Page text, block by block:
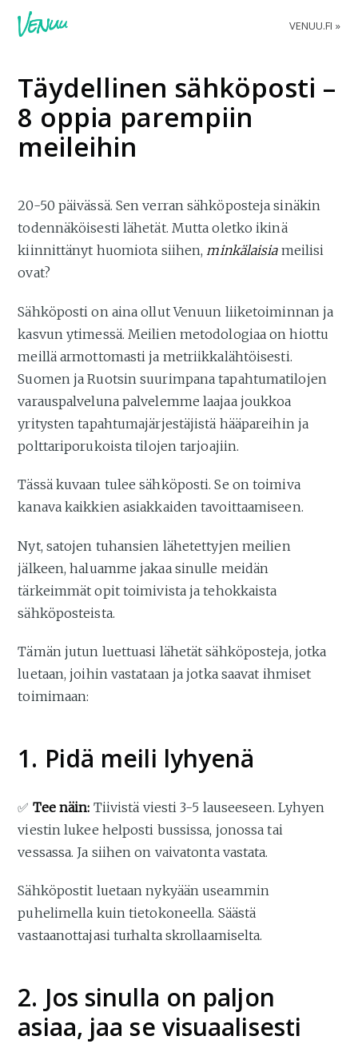
VENUU.FI
Täydellinen sähköposti –
8 oppia parempiin
meileihin
20-50 päivässä. Sen verran sähköposteja sinäkin
todennäköisesti lähetät. Mutta oletko ikinä
kiinnittänyt huomiota siihen,minkälaisiameilisi
ovat?
Sähköposti on aina ollut Venuun liiketoiminnan ja
kasvun ytimessä. Meilien metodologiaa on hiottu
meillä armottomasti ja metriikkalähtöisesti.
Suomen ja Ruotsin suurimpana tapahtumatilojen
varauspalveluna palvelemme laajaa joukkoa
yritysten tapahtumajärjestäjistä hääpareihin ja
polttariporukoista tilojen tarjoajiin.
Tässä kuvaan tulee sähköposti. Se on toimiva
kanava kaikkien asiakkaiden tavoittaamiseen.
Nyt, satojen tuhansien lähetettyjen meilien
jälkeen, haluamme jakaa sinulle meidän
tärkeimmät opit toimivista ja tehokkaista
sähköposteista.
Tämän jutun luettuasi lähetät sähköposteja, jotka
luetaan, joihin vastataan ja jotka saavat ihmiset
toimimaan:
1. Pidä meili lyhyenä
✅ Tee näin: Tiivistä viesti 3-5 lauseeseen. Lyhyen
viestin lukee helposti bussissa, jonossa tai
vessassa. Ja siihen on vaivatonta vastata.
Sähköpostit luetaan nykyään useammin
puhelimella kuin tietokoneella. Säästä
vastaanottajasi turhalta skrollaamiselta.
2. Jos sinulla on paljon
asiaa, jaa se visuaalisesti